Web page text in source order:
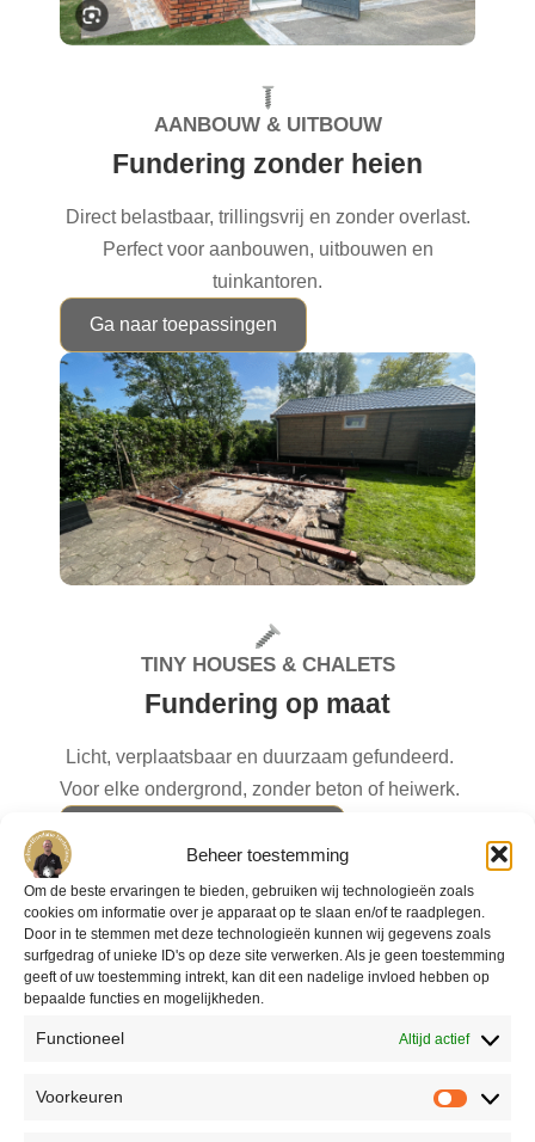
Beheer toestemming
Om de beste ervaringen te bieden, gebruiken wij technologieën zoals
cookies om informatie over je apparaat op te slaan en/of te raadplegen.
Door in te stemmen met deze technologieën kunnen wij gegevens zoals
surfgedrag of unieke ID's op deze site verwerken. Als je geen toestemming
geeft of uw toestemming intrekt, kan dit een nadelige invloed hebben op
bepaalde functies en mogelijkheden.
Functioneel Altijd actief
Voorkeuren
AANBOUW & UITBOUW
Fundering zonder heien
Direct belastbaar, trillingsvrij en zonder overlast.
Perfect voor aanbouwen, uitbouwen en
tuinkantoren.
Ga naar toepassingen
TINY HOUSES & CHALETS
Fundering op maat
Licht, verplaatsbaar en duurzaam gefundeerd.
Voor elke ondergrond, zonder beton of heiwerk.